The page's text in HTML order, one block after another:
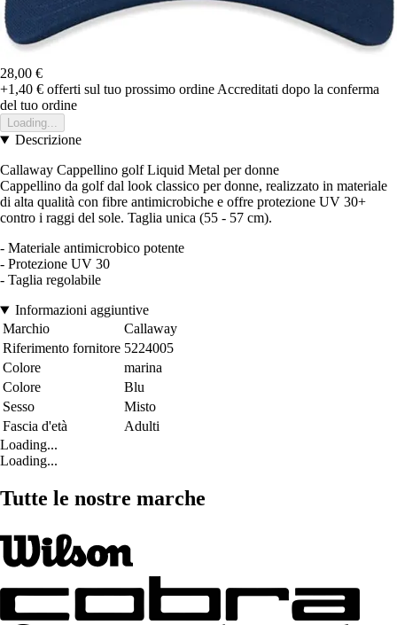
28,00 €
+1,40 € offerti sul tuo prossimo ordine Accreditati dopo la conferma
del tuo ordine
Loading...
Descrizione
Callaway Cappellino golf Liquid Metal per donne
Cappellino da golf dal look classico per donne, realizzato in materiale
di alta qualità con fibre antimicrobiche e offre protezione UV 30+
contro i raggi del sole. Taglia unica (55 - 57 cm).
- Materiale antimicrobico potente
- Protezione UV 30
- Taglia regolabile
Informazioni aggiuntive
Marchio
Callaway
Riferimento fornitore 5224005
Colore
marina
Colore
Blu
Sesso
Misto
Fascia d'età
Adulti
Loading...
Loading...
Tutte le nostre marche